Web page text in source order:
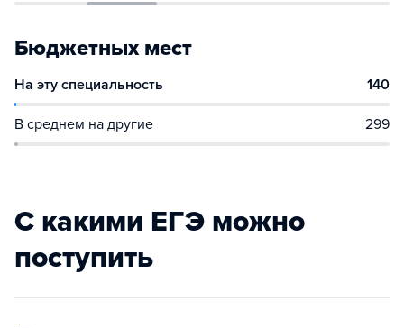
Бюджетных мест
На эту специальность 140
В среднем на другие 299
С какими ЕГЭ можно
поступить